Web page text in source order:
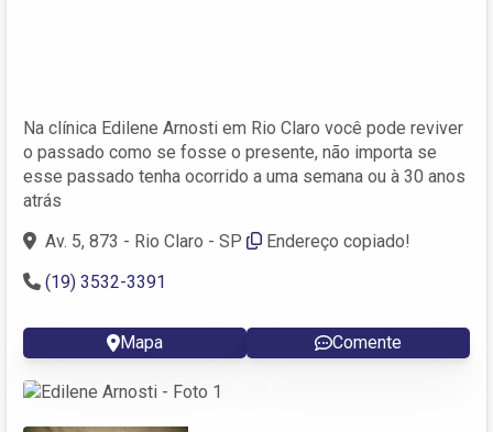
Na clínica Edilene Arnosti em Rio Claro você pode reviver
o passado como se fosse o presente, não importa se
esse passado tenha ocorrido a uma semana ou à 30 anos
atrás
Av. 5, 873 - Rio Claro - SP
Endereço copiado!
(19) 3532-3391
Mapa Comente